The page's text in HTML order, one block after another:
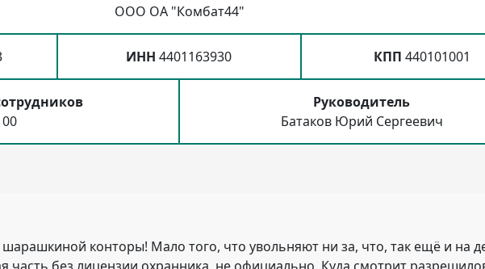
ООО ОА "Комбат44"
ИНН4401163930 КПП440101001
Руководитель
Батаков Юрий Сергеевич
конторы! Мало того, что увольняют ни за, что, так ещё и на